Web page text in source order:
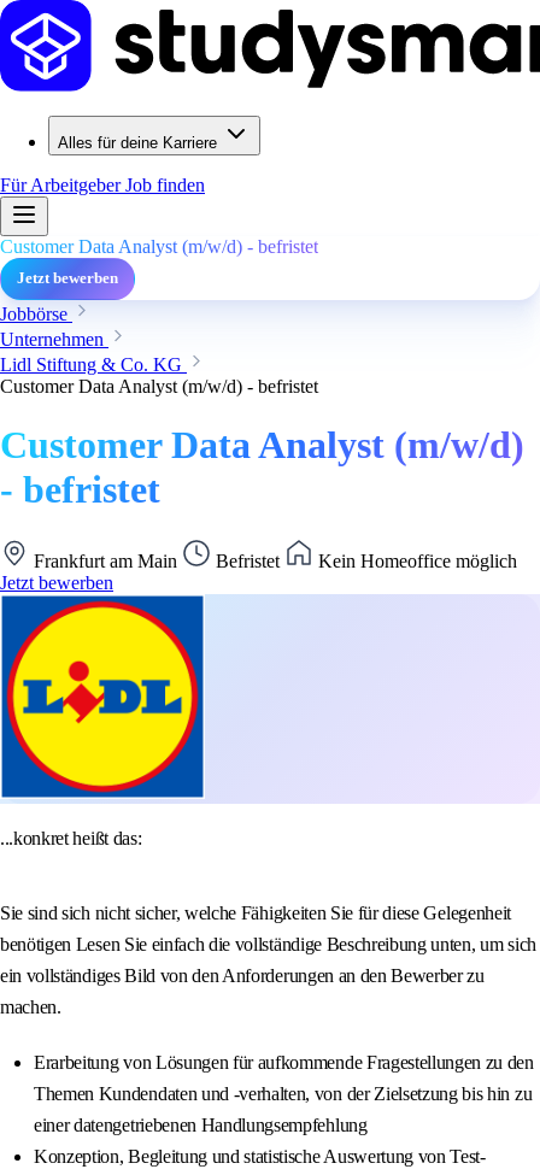
Alles für deine Karriere
Für ArbeitgeberJob finden
Customer Data Analyst (m/w/d) - befristet
Jetzt bewerben
Jobbörse
Unternehmen
Lidl Stiftung & Co. KG
Customer Data Analyst (m/w/d) - befristet
Customer Data Analyst (m/w/d)
- befristet
Frankfurt am Main Befristet
Kein Homeoffice möglich
Jetzt bewerben
...konkret heißt das:
Sie sind sich nicht sicher, welche Fähigkeiten Sie für diese Gelegenheit
benötigen Lesen Sie einfach die vollständige Beschreibung unten, um sich
ein vollständiges Bild von den Anforderungen an den Bewerber zu
machen.
Erarbeitung von Lösungen für aufkommende Fragestellungen zu den
Themen Kundendaten und -verhalten, von der Zielsetzung bis hin zu
einer datengetriebenen Handlungsempfehlung
Konzeption, Begleitung und statistische Auswertung von Test-